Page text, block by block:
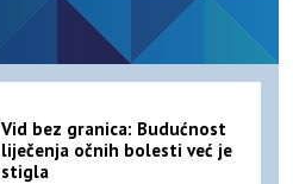
Vid bez granica: Budućnost
liječenja očnih bolesti već je
stigla